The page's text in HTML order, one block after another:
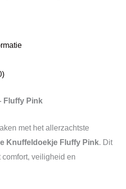
Fluffy Pink
met het allerzachtste
Knuffeldoekje Fluffy Pink. Dit
veiligheid en